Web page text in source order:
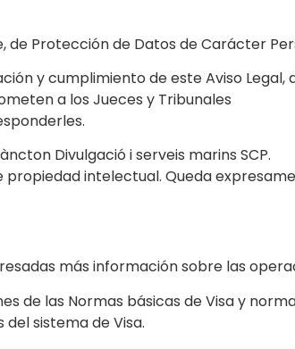
de Protección de Datos de Carácter
y cumplimiento de este Aviso Legal,
a los Jueces y Tribunales
Divulgació i serveis marins SCP.
intelectual. Queda
más información sobre las
de las Normas básicas de Visa y
sistema de Visa.